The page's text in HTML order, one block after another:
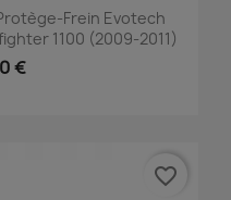
Frein Evotech
1100 (2009-2011)
€
favorite_border